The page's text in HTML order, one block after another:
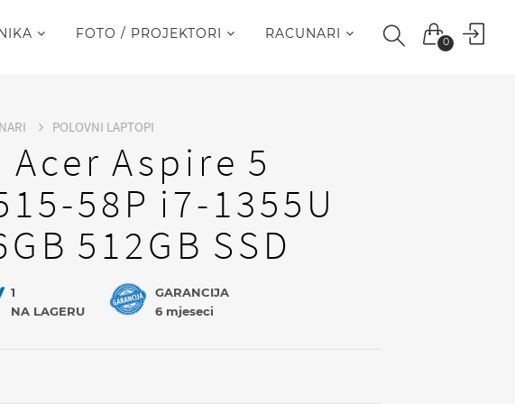
0
FOTO / PROJEKTORI RACUNARI
POLOVNI LAPTOPI
Aspire 5
58P i7-1355U
512GB SSD
1
NA LAGERU
GARANCIJA
6 mjeseci